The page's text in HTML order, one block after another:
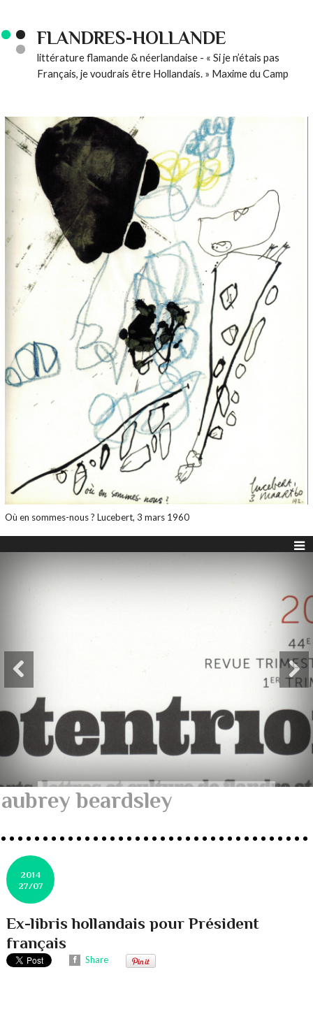
FLANDRES-HOLLANDE
littérature flamande & néerlandaise - « Si je n’étais pas
Français, je voudrais être Hollandais. » Maxime du Camp
Où en sommes-nous ? Lucebert, 3 mars 1960
aubrey beardsley
2014
27/07
Ex-libris hollandais pour Président
français
Share